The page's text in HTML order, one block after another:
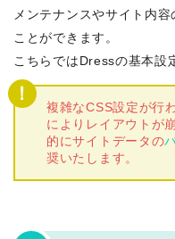
メンテナンスやサイト内
ことができます。
こちらではDressの基本設
複雑なCSS設定が行
によりレイアウトが
的にサイトデータの
奨いたします。